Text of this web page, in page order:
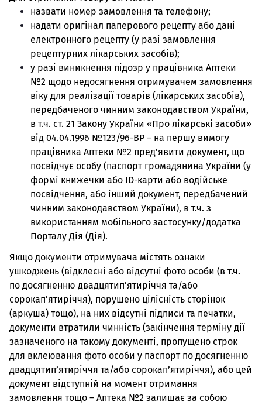
назвати номер замовлення та телефону;
надати оригінал паперового рецепту або дані
електронного рецепту (у разі замовлення
рецептурних лікарських засобів);
у разі виникнення підозр у працівника Аптеки
№2 щодо недосягнення отримувачем замовлення
віку для реалізації товарів (лікарських засобів),
передбаченого чинним законодавством України,
в т.ч. ст. 21 Закону України «Про лікарські засоби»
від 04.04.1996 №123/96-ВР – на першу вимогу
працівника Аптеки №2 пред’явити документ, що
посвідчує особу (паспорт громадянина України (у
формі книжечки або ID-карти або водійське
посвідчення, або інший документ, передбачений
чинним законодавством України), в т.ч. з
використанням мобільного застосунку/додатка
Порталу Дія (Дія).
Якщо документи отримувача містять ознаки
ушкоджень (відклеєні або відсутні фото особи (в т.ч.
по досягненню двадцятип’ятиріччя та/або
сорокап’ятиріччя), порушено цілісність сторінок
(аркуша) тощо), на них відсутні підписи та печатки,
документи втратили чинність (закінчення терміну дії
зазначеного на такому документі, пропущено строк
для вклеювання фото особи у паспорт по досягненню
двадцятип’ятиріччя та/або сорокап’ятиріччя), або цей
документ відступній на момент отримання
замовлення тощо – Аптека №2 залишає за собою